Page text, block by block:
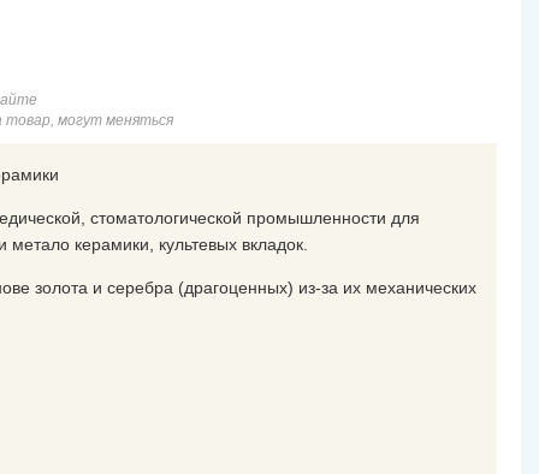
товар, могут меняться
стоматологической промышленности для
керамики, культевых вкладок.
золота и серебра (драгоценных) из-за их механических